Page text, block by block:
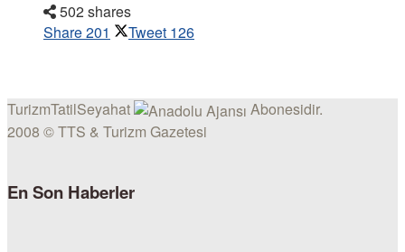
502 shares
Share201 Tweet 126
TurizmTatilSeyahat
Abonesidir.
2008 © TTS & Turizm Gazetesi
En Son Haberler